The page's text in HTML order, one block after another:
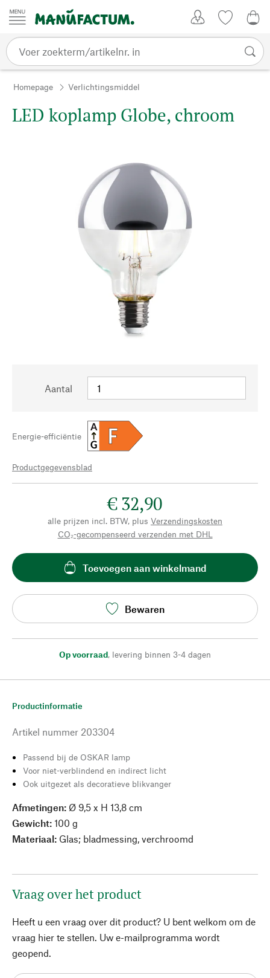
Passer au contenu
Homepage Verlichtingsmiddel
LED koplamp Globe, chroom
Aantal
Energie-efficiëntie F
A
G
Productgegevensblad
€ 32,90
alle prijzen incl. BTW, plus Verzendingskosten
CO₂-gecompenseerd verzenden met DHL
Toevoegen aan winkelmand
Bewaren
Op voorraad, levering binnen 3-4 dagen
Productinformatie
Artikel nummer 203304
Passend bij de OSKAR lamp
Voor niet-verblindend en indirect licht
Ook uitgezet als decoratieve blikvanger
Afmetingen: Ø 9,5 x H 13,8 cm
Gewicht: 100 g
Materiaal: Glas; bladmessing, verchroomd
Vraag over het product
Heeft u een vraag over dit product? U bent welkom om de
vraag hier te stellen. Uw e-mailprogramma wordt
geopend.